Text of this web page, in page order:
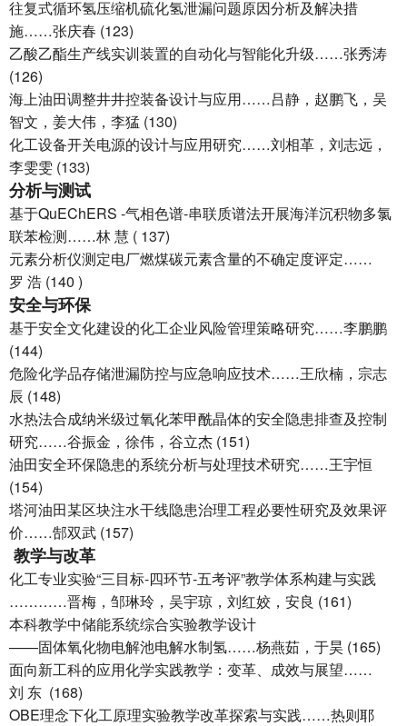
往复式循环氢压缩机硫化氢泄漏问题原因分析及解决措
施……张庆春 (123)
乙酸乙酯生产线实训装置的自动化与智能化升级……张秀涛
(126)
海上油田调整井井控装备设计与应用……吕静，赵鹏飞，吴
智文，姜大伟，李猛 (130)
化工设备开关电源的设计与应用研究……刘相革，刘志远，
李雯雯 (133)
分析与测试
基于QuEChERS -气相色谱-串联质谱法开展海洋沉积物多氯
联苯检测……林 慧 ( 137)
元素分析仪测定电厂燃煤碳元素含量的不确定度评定……
罗 浩 (140 )
安全与环保
基于安全文化建设的化工企业风险管理策略研究……李鹏鹏
(144)
危险化学品存储泄漏防控与应急响应技术……王欣楠，宗志
辰 (148)
水热法合成纳米级过氧化苯甲酰晶体的安全隐患排查及控制
研究……谷振金，徐伟，谷立杰 (151)
油田安全环保隐患的系统分析与处理技术研究……王宇恒
(154)
塔河油田某区块注水干线隐患治理工程必要性研究及效果评
价……郜双武 (157)
教学与改革
化工专业实验“三目标-四环节-五考评”教学体系构建与实践
…………晋梅，邹琳玲，吴宇琼，刘红姣，安良 (161)
本科教学中储能系统综合实验教学设计
——固体氧化物电解池电解水制氢……杨燕茹，于昊 (165)
面向新工科的应用化学实践教学：变革、成效与展望……
刘 东 (168)
OBE理念下化工原理实验教学改革探索与实践……热则耶